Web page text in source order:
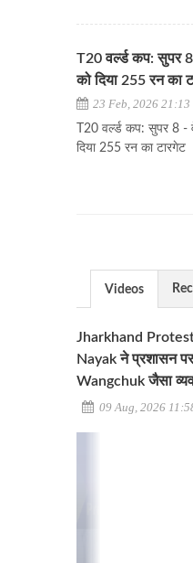
T20 वर्ल्ड कप: सुपर
को दिया 255 रन का
23 Feb, 2026 21:13
T20 वर्ल्ड कप: सुपर 8 -
दिया 255 रन का टारगेट
Videos
Jharkhand
Nayak ने प्रशासन
Wangchuk जैसा
09 Aug, 2026